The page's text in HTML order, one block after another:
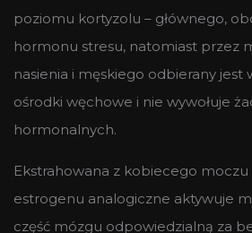
poziomu kortyzolu – głównego,
hormonu stresu, natomiast przez
nasienia i męskiego odbierany jest
ośrodki węchowe i nie wywołuje
hormonalnych.
Ekstrahowana z kobiecego
estrogenu analogiczne aktywuje
część mózgu odpowiedzialną za